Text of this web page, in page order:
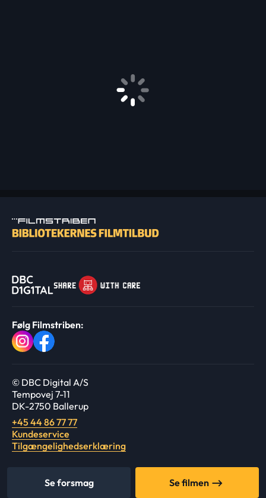
Se forsmag Se filmen
Følg Filmstriben:
© DBC Digital A/S
Tempovej 7-11
DK-2750 Ballerup
+45 44 86 77 77
Kundeservice
Tilgængelighedserklæring